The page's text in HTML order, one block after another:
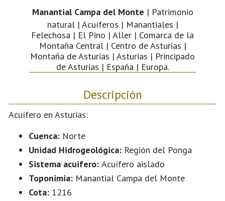
Manantial Campa del Monte | Patrimonio
natural | Acuíferos | Manantiales |
Felechosa | El Pino | Aller | Comarca de la
Montaña Central | Centro de Asturias |
Montaña de Asturias | Asturias | Principado
de Asturias | España | Europa.
Descripción
Acuífero en Asturias:
Cuenca: Norte
Unidad Hidrogeológica: Región del Ponga
Sistema acuifero: Acuífero aislado
Toponimia: Manantial Campa del Monte
Cota: 1216